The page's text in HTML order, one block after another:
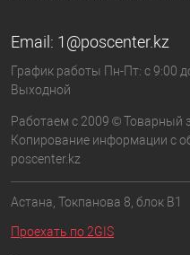
Email: 1@poscenter.kz
График работы Пн-Пт: с 9:00
Выходной
Работаем с 2009 © Товарный
Копирование информации с
poscenter.kz
Астана, Токпанова 8, блок B1
Проехать по 2GIS